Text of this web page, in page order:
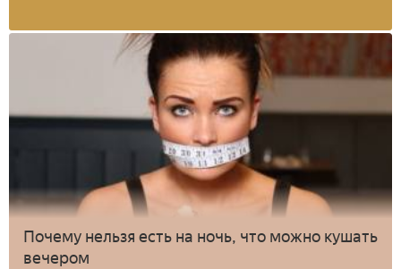
Почему нельзя есть на ночь, что можно кушать
вечером